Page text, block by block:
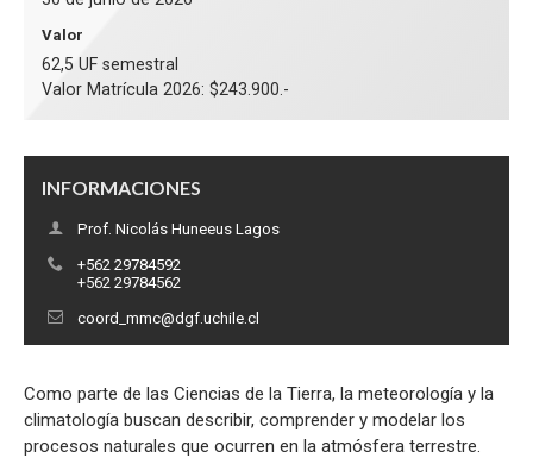
INFORMACIONES
Prof. Nicolás Huneeus Lagos
+562 29784592
+562 29784562
coord_mmc@dgf.uchile.cl
Valor
62,5 UF semestral
Valor Matrícula 2026: $243.900.-
Como parte de las Ciencias de la Tierra, la meteorología y la
climatología buscan describir, comprender y modelar los
procesos naturales que ocurren en la atmósfera terrestre.